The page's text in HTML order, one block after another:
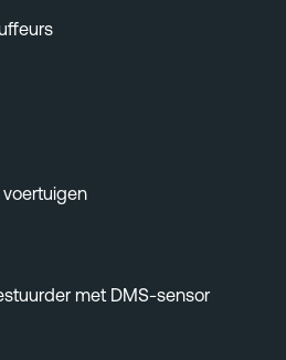
met DMS-sensor